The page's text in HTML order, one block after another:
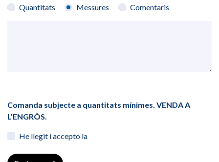
Quantitats Messures Comentaris
Comanda subjecte a quantitats mínimes. VENDA A
L'ENGRÒS.
He llegit i accepto la